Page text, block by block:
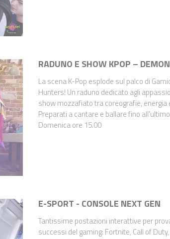
Hunters! Un raduno dedicato agli
show mozzafiato tra coreografie, energia
Preparati a cantare e ballare fino
Domenica ore 15.00
successi del gaming: Fortnite, Call of Duty,
Turismo 7, Rocket League, Tekken 8 e